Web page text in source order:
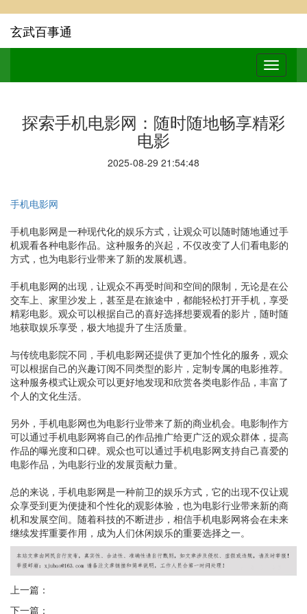
玄武百事通
探索手机电影网：随时随地畅享精彩
电影
2025-08-29 21:54:48
手机电影网
手机电影网是一种现代化的娱乐方式，让观众可以随时随地通过手
机观看各种电影作品。这种服务的兴起，不仅改变了人们看电影的
方式，也为电影行业带来了新的发展机遇。
手机电影网的出现，让观众不再受时间和空间的限制，无论是在公
交车上、家里沙发上，甚至是在旅途中，都能轻松打开手机，享受
精彩电影。观众可以根据自己的喜好选择想要观看的影片，随时随
地获取娱乐享受，极大地提升了生活质量。
与传统电影院不同，手机电影网还提供了更加个性化的服务，观众
可以根据自己的兴趣订阅不同类型的影片，定制专属的电影推荐。
这种服务模式让观众可以更好地发现和欣赏各类电影作品，丰富了
个人的文化生活。
另外，手机电影网也为电影行业带来了新的商业机会。电影制作方
可以通过手机电影网将自己的作品推广给更广泛的观众群体，提高
作品的曝光度和口碑。观众也可以通过手机电影网支持自己喜爱的
电影作品，为电影行业的发展贡献力量。
总的来说，手机电影网是一种前卫的娱乐方式，它的出现不仅让观
众享受到更为便捷和个性化的观影体验，也为电影行业带来新的商
机和发展空间。随着科技的不断进步，相信手机电影网将会在未来
继续发挥重要作用，成为人们休闲娱乐的重要选择之一。
上一篇：
下一篇：